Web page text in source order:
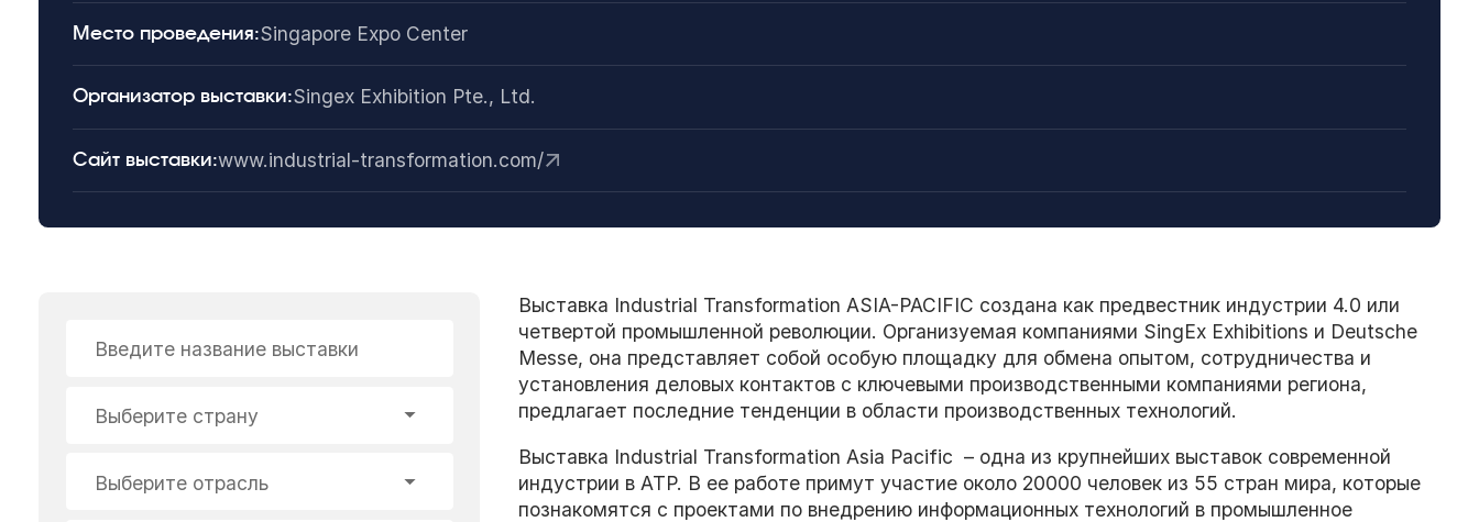
Место проведения:Singapore Expo Center
Организатор выставки:Singex Exhibition Pte., Ltd.
Сайт выставки:www.industrial-transformation.com/
Введите название выставки
Выберите страну
Выберите отрасль
Выставка Industrial Transformation ASIA-PACIFIC создана как предвестник индустрии 4.0 или
четвертой промышленной революции. Организуемая компаниями SingEx Exhibitions и Deutsche
Messe, она представляет собой особую площадку для обмена опытом, сотрудничества и
установления деловых контактов с ключевыми производственными компаниями региона,
предлагает последние тенденции в области производственных технологий.
Выставка Industrial Transformation Asia Pacific – одна из крупнейших выставок современной
индустрии в АТР. В ее работе примут участие около 20000 человек из 55 стран мира, которые
познакомятся с проектами по внедрению информационных технологий в промышленное